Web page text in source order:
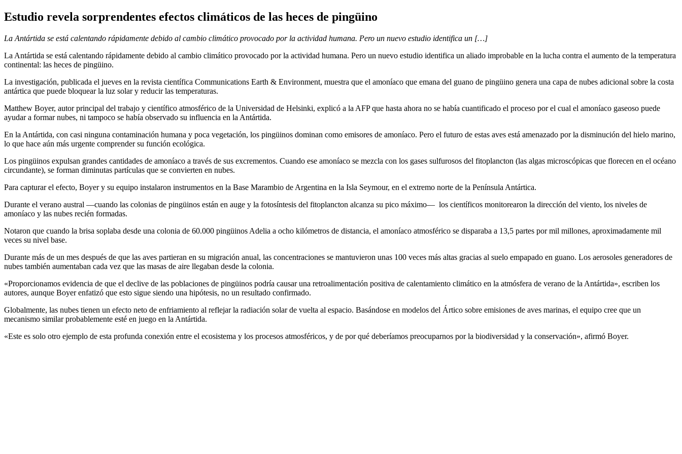
Estudio revela sorprendentes efectos climáticos de las heces de pingüino
La Antártida se está calentando rápidamente debido al cambio climático provocado por la actividad humana. Pero un nuevo estudio identifica un […]
La Antártida se está calentando rápidamente debido al cambio climático provocado por la actividad humana. Pero un nuevo estudio identifica un aliado improbable en la lucha contra el aumento de la temperatura
continental: las heces de pingüino.
La investigación, publicada el jueves en la revista científica Communications Earth & Environment, muestra que el amoníaco que emana del guano de pingüino genera una capa de nubes adicional sobre la costa
antártica que puede bloquear la luz solar y reducir las temperaturas.
Matthew Boyer, autor principal del trabajo y científico atmosférico de la Universidad de Helsinki, explicó a la AFP que hasta ahora no se había cuantificado el proceso por el cual el amoníaco gaseoso puede
ayudar a formar nubes, ni tampoco se había observado su influencia en la Antártida.
En la Antártida, con casi ninguna contaminación humana y poca vegetación, los pingüinos dominan como emisores de amoníaco. Pero el futuro de estas aves está amenazado por la disminución del hielo marino,
lo que hace aún más urgente comprender su función ecológica.
Los pingüinos expulsan grandes cantidades de amoníaco a través de sus excrementos. Cuando ese amoníaco se mezcla con los gases sulfurosos del fitoplancton (las algas microscópicas que florecen en el océano
circundante), se forman diminutas partículas que se convierten en nubes.
Para capturar el efecto, Boyer y su equipo instalaron instrumentos en la Base Marambio de Argentina en la Isla Seymour, en el extremo norte de la Península Antártica.
Durante el verano austral —cuando las colonias de pingüinos están en auge y la fotosíntesis del fitoplancton alcanza su pico máximo— los científicos monitorearon la dirección del viento, los niveles de
amoníaco y las nubes recién formadas.
Notaron que cuando la brisa soplaba desde una colonia de 60.000 pingüinos Adelia a ocho kilómetros de distancia, el amoníaco atmosférico se disparaba a 13,5 partes por mil millones, aproximadamente mil
veces su nivel base.
Durante más de un mes después de que las aves partieran en su migración anual, las concentraciones se mantuvieron unas 100 veces más altas gracias al suelo empapado en guano. Los aerosoles generadores de
nubes también aumentaban cada vez que las masas de aire llegaban desde la colonia.
«Proporcionamos evidencia de que el declive de las poblaciones de pingüinos podría causar una retroalimentación positiva de calentamiento climático en la atmósfera de verano de la Antártida», escriben los
autores, aunque Boyer enfatizó que esto sigue siendo una hipótesis, no un resultado confirmado.
Globalmente, las nubes tienen un efecto neto de enfriamiento al reflejar la radiación solar de vuelta al espacio. Basándose en modelos del Ártico sobre emisiones de aves marinas, el equipo cree que un
mecanismo similar probablemente esté en juego en la Antártida.
«Este es solo otro ejemplo de esta profunda conexión entre el ecosistema y los procesos atmosféricos, y de por qué deberíamos preocuparnos por la biodiversidad y la conservación», afirmó Boyer.